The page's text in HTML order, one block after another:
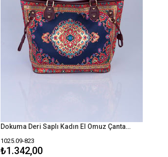
Dokuma Deri Saplı Kadın El Omuz Çanta Mottif İstanbul Otantik 1025
1025.09-823
₺1.342,00